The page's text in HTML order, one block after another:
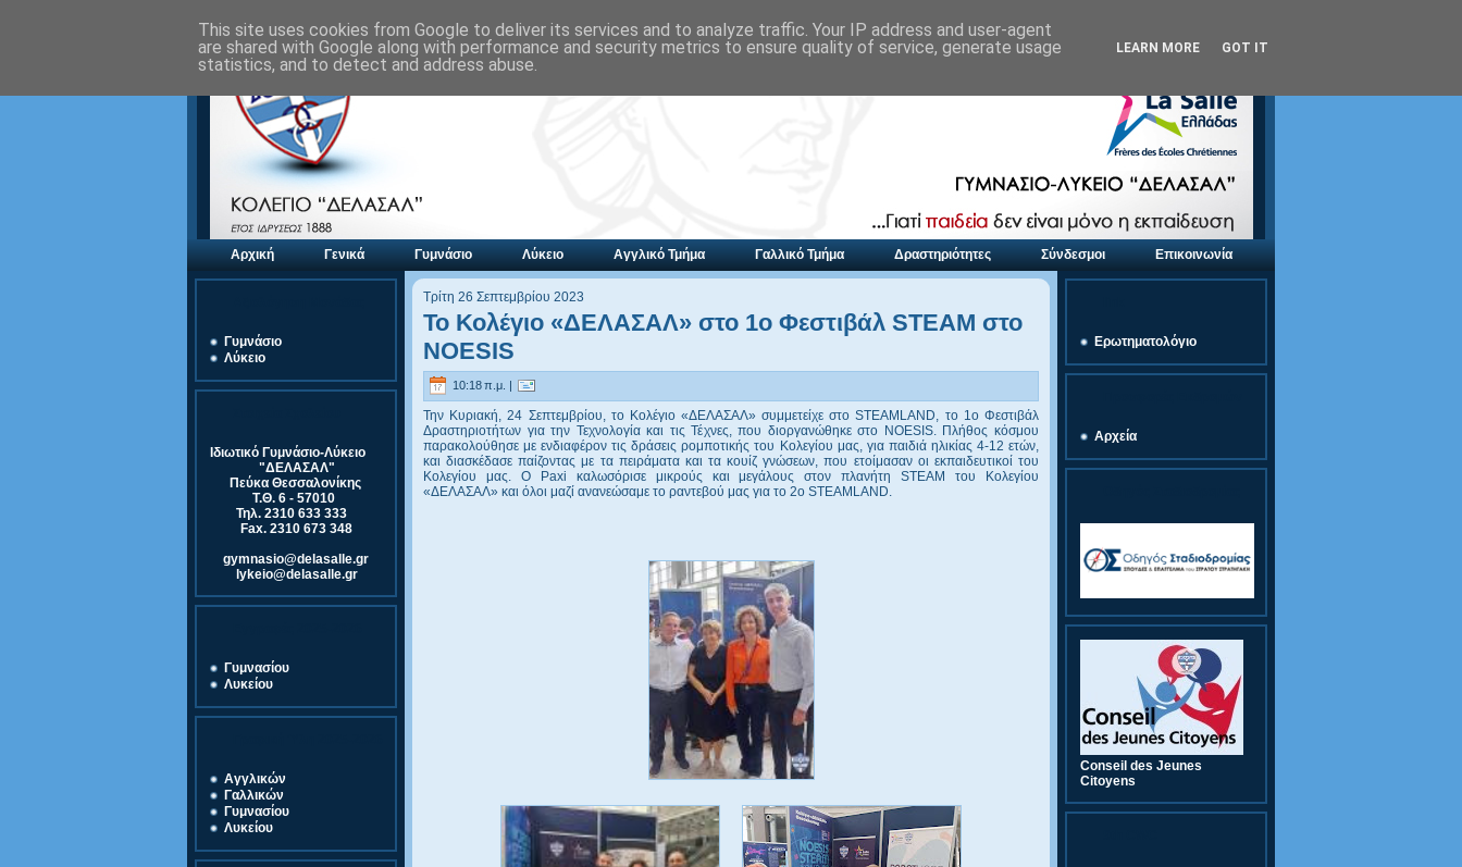
Αρχική Γενικά Γυμνάσιο Λύκειο Αγγλικό Τμήμα Γαλλικό Τμήμα Δραστηριότητες Σύνδεσμοι Επικοινωνία
Γυμνάσιο
Λύκειο
Ιδιωτικό Γυμνάσιο-Λύκειο
"ΔΕΛΑΣΑΛ"
Πεύκα Θεσσαλονίκης
Τ.Θ. 6 - 57010
Τηλ. 2310 633 333
Fax. 2310 673 348
gymnasio@delasalle.gr
lykeio@delasalle.gr
Γυμνασίου
Λυκείου
Αγγλικών
Γαλλικών
Γυμνασίου
Λυκείου
Τρίτη 26 Σεπτεμβρίου 2023
Το Κολέγιο «ΔΕΛΑΣΑΛ» στο 1ο Φεστιβάλ STEAM στο
NOESIS
10:18 π.μ. |
Την Κυριακή, 24 Σεπτεμβρίου, το Κολέγιο «ΔΕΛΑΣΑΛ» συμμετείχε στο STEAMLAND, το 1ο Φεστιβάλ
Δραστηριοτήτων για την Τεχνολογία και τις Τέχνες, που διοργανώθηκε στο NOESIS. Πλήθος κόσμου
παρακολούθησε με ενδιαφέρον τις δράσεις ρομποτικής του Κολεγίου μας, για παιδιά ηλικίας 4-12 ετών,
και διασκέδασε παίζοντας με τα πειράματα και τα κουίζ γνώσεων, που ετοίμασαν οι εκπαιδευτικοί του
Κολεγίου μας. Ο Paxi καλωσόρισε μικρούς και μεγάλους στον πλανήτη STEAM του Κολεγίου
«ΔΕΛΑΣΑΛ» και όλοι μαζί ανανεώσαμε το ραντεβού μας για το 2ο STEAMLAND.
Ερωτηματολόγιο
Αρχεία
Conseil des Jeunes
Citoyens
This site uses cookies from Google to deliver its services and to analyze traffic. Your IP address and user-agent
are shared with Google along with performance and security metrics to ensure quality of service, generate usage
statistics, and to detect and address abuse.
LEARN MORE GOT IT